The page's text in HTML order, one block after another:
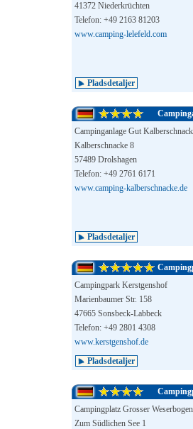
41372 Niederkrüchten
Telefon: +49 2163 81203
www.camping-lelefeld.com
Pladsdetaljer
Campinganlage Gut
Kalberschnacke 8
57489 Drolshagen
Telefon: +49 2761 6171
www.camping-kalberschnacke.de
Pladsdetaljer
Campingpark Kerstgenshof
Marienbaumer Str. 158
47665 Sonsbeck-Labbeck
Telefon: +49 2801 4308
www.kerstgenshof.de
Pladsdetaljer
Campingplatz Grosser Weserbogen
Zum Südlichen See 1